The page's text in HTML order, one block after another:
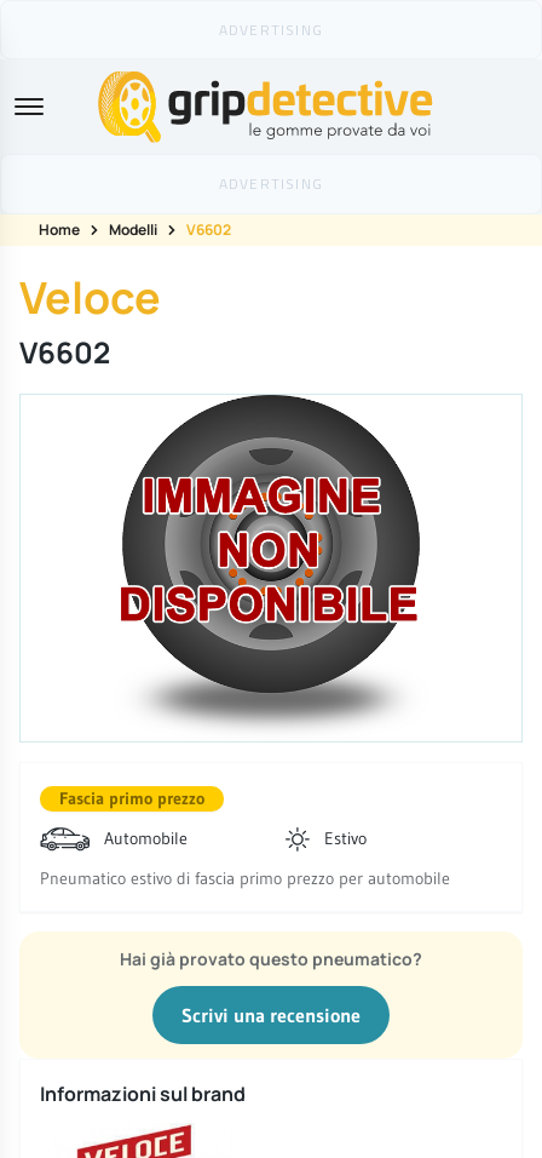
GripDetective
Home Modelli V6602
Veloce
V6602
Fascia primo prezzo
Automobile
Estivo
Pneumatico estivo di fascia primo prezzo per automobile
Hai già provato questo pneumatico?
Scrivi una recensione
Informazioni sul brand